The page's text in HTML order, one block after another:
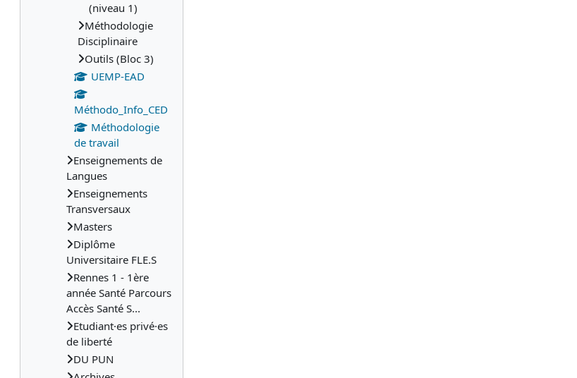
(niveau 1)
Méthodologie
Disciplinaire
Outils (Bloc 3)
UEMP-EAD
Méthodo_Info_CED
Méthodologie
de travail
Enseignements de
Langues
Enseignements
Transversaux
Masters
Diplôme
Universitaire FLE.S
Rennes 1 - 1ère
année Santé Parcours
Accès Santé S...
Etudiant·es privé·es
de liberté
DU PUN